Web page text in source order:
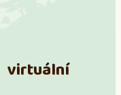
virtuální